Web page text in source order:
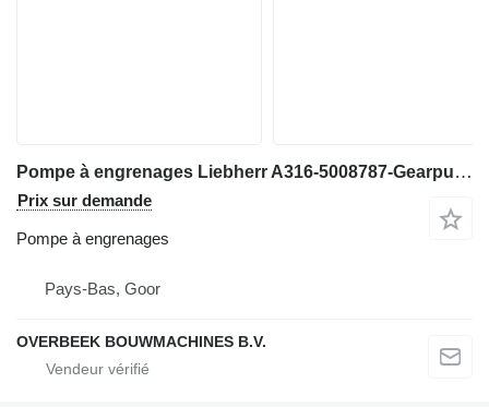
Pompe à engrenages Liebherr A316-5008787-Gearpump/Zahnradpumpe/Tandwielpomp pour excavateur
Prix sur demande
Pompe à engrenages
Pays-Bas, Goor
OVERBEEK BOUWMACHINES B.V.